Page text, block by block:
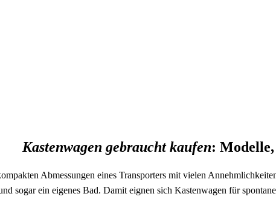
Kastenwagen gebraucht kaufen:
Abmessungen eines Transporters mit vielen
sogar ein eigenes Bad. Damit eignen sich Kastenwagen für